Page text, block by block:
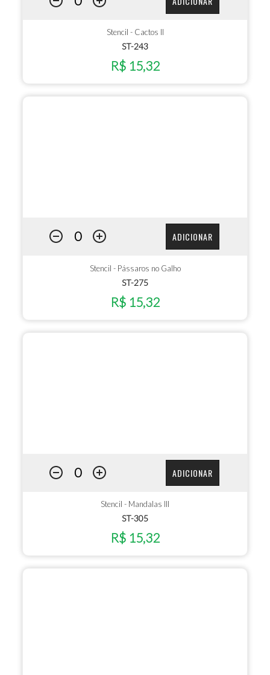
Stencil - Cactos II
ST-243
R$ 15,32
ADICIONAR
Stencil - Pássaros no Galho
ST-275
R$ 15,32
ADICIONAR
Stencil - Mandalas III
ST-305
R$ 15,32